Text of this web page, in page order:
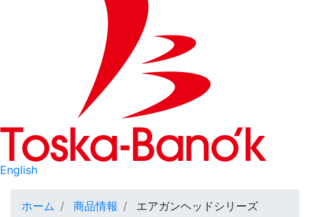
English
パホーム 商品情報 エアガンヘッドシリーズ